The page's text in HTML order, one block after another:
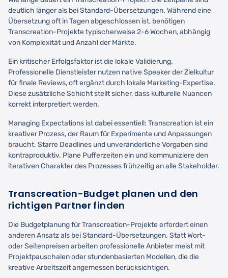
deutlich länger als bei Standard-Übersetzungen. Während eine
Übersetzung oft in Tagen abgeschlossen ist, benötigen
Transcreation-Projekte typischerweise 2-6 Wochen, abhängig
von Komplexität und Anzahl der Märkte.
Ein kritischer Erfolgsfaktor ist die lokale Validierung.
Professionelle Dienstleister nutzen native Speaker der Zielkultur
für finale Reviews, oft ergänzt durch lokale Marketing-Expertise.
Diese zusätzliche Schicht stellt sicher, dass kulturelle Nuancen
korrekt interpretiert werden.
Managing Expectations ist dabei essentiell: Transcreation ist ein
kreativer Prozess, der Raum für Experimente und Anpassungen
braucht. Starre Deadlines und unveränderliche Vorgaben sind
kontraproduktiv. Plane Pufferzeiten ein und kommuniziere den
iterativen Charakter des Prozesses frühzeitig an alle Stakeholder.
Transcreation-Budget planen und den
richtigen Partner finden
Die Budgetplanung für Transcreation-Projekte erfordert einen
anderen Ansatz als bei Standard-Übersetzungen. Statt Wort-
oder Seitenpreisen arbeiten professionelle Anbieter meist mit
Projektpauschalen oder stundenbasierten Modellen, die die
kreative Arbeitszeit angemessen berücksichtigen.